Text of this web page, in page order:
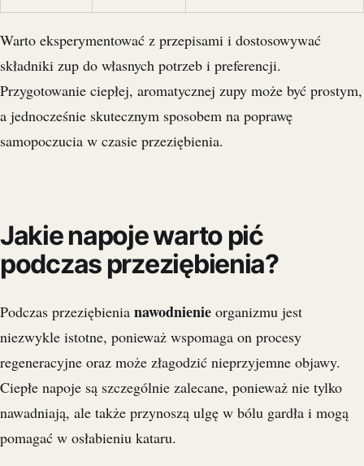
Warto eksperymentować z przepisami i dostosowywać
składniki zup do własnych potrzeb i preferencji.
Przygotowanie ciepłej, aromatycznej zupy może być prostym,
a jednocześnie skutecznym sposobem na poprawę
samopoczucia w czasie przeziębienia.
Jakie napoje warto pić
podczas przeziębienia?
Podczas przeziębienia nawodnienie organizmu jest
niezwykle istotne, ponieważ wspomaga on procesy
regeneracyjne oraz może złagodzić nieprzyjemne objawy.
Ciepłe napoje są szczególnie zalecane, ponieważ nie tylko
nawadniają, ale także przynoszą ulgę w bólu gardła i mogą
pomagać w osłabieniu kataru.